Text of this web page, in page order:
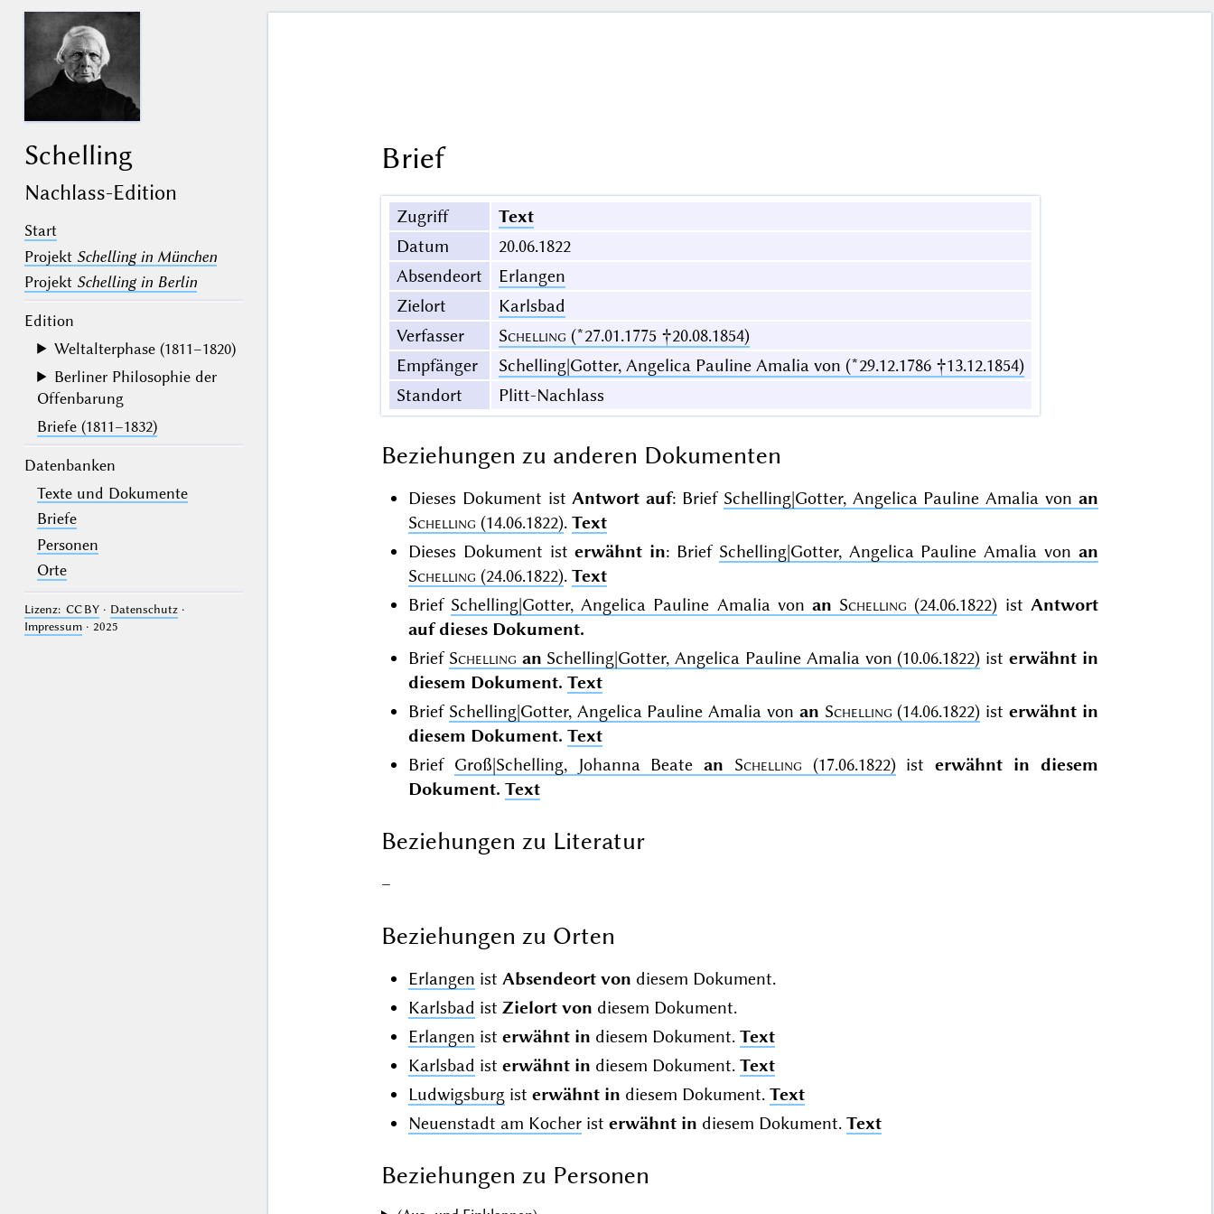
Schelling
Nachlass-Edition
Start
Projekt Schelling in München
Projekt Schelling in Berlin
Edition
Weltalterphase (1811–1820)
Berliner Philosophie der
Offenbarung
Briefe (1811–1832)
Datenbanken
Texte und Dokumente
Briefe
Personen
Orte
Lizenz: CC BY· Datenschutz·
Impressum· 2025
Brief
Zugriff
Text
Datum
20.06.1822
Absendeort
Erlangen
Zielort
Karlsbad
Verfasser
Schelling (*27.01.1775 †20.08.1854)
Empfänger
Schelling|Gotter, Angelica Pauline Amalia von (*29.12.1786 †13.12.1854)
Standort
Plitt-Nachlass
Beziehungen zu anderen Dokumenten
Dieses Dokument istAntwort auf: Brief Schelling|Gotter, Angelica Pauline Amalia von an
Schelling (14.06.1822). Text
Dieses Dokument isterwähnt in: Brief Schelling|Gotter, Angelica Pauline Amalia von an
Schelling (24.06.1822). Text
Brief Schelling|Gotter, Angelica Pauline Amalia von an Schelling (24.06.1822) ist Antwort
auf dieses Dokument.
Brief Schelling an Schelling|Gotter, Angelica Pauline Amalia von (10.06.1822) ist erwähnt in
diesem Dokument. Text
Brief Schelling|Gotter, Angelica Pauline Amalia von an Schelling (14.06.1822) ist erwähnt in
diesem Dokument. Text
Brief Groß|Schelling, Johanna Beatean Schelling (17.06.1822)isterwähnt in diesem
Dokument. Text
Beziehungen zu Literatur
–
Beziehungen zu Orten
Erlangen ist Absendeort von diesem Dokument.
Karlsbad ist Zielort von diesem Dokument.
Erlangen ist erwähnt in diesem Dokument. Text
Karlsbad ist erwähnt in diesem Dokument. Text
Ludwigsburg ist erwähnt in diesem Dokument. Text
Neuenstadt am Kocherist erwähnt in diesem Dokument. Text
Beziehungen zu Personen